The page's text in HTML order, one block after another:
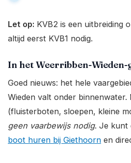
Let op: KVB2 is een uitbreiding
altijd eerst KVB1 nodig.
In het Weerribben-Wieden-
Goed nieuws: het hele
Wieden valt onder
(fluisterboten, sloepen, kleine
geen vaarbewijs nodig. Je kunt
boot huren bij Giethoorn en